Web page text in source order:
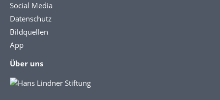
Social Media
Datenschutz
Bildquellen
App
Über uns